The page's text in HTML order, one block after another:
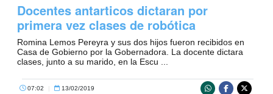
Docentes antarticos dictaran por
primera vez clases de robótica
Romina Lemos Pereyra y sus dos hijos fueron recibidos en
Casa de Gobierno por la Gobernadora. La docente dictara
clases, junto a su marido, en la Escu ...
07:02 | 13/02/2019